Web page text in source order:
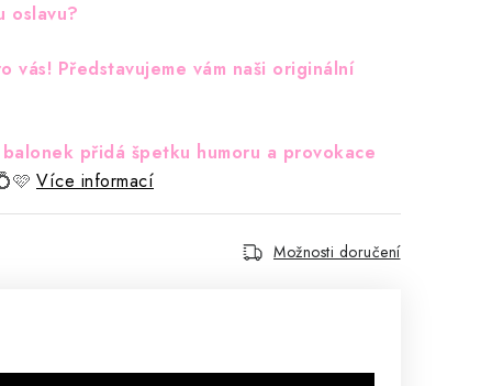
oslavu?
vás! Představujeme vám naši originální
přidá špetku humoru a provokace
Více informací
Možnosti doručení